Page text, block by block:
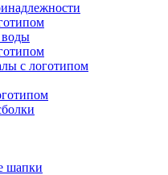
воды
с логотипом
шапки